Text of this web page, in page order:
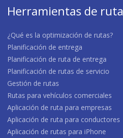
Herramientas de ruta
¿Qué es la optimización de rutas?
Planificación de entrega
Planificación de ruta de entrega
Planificación de rutas de servicio
Gestión de rutas
Rutas para vehículos comerciales
Aplicación de ruta para empresas
Aplicación de ruta para conductores
Aplicación de rutas para iPhone